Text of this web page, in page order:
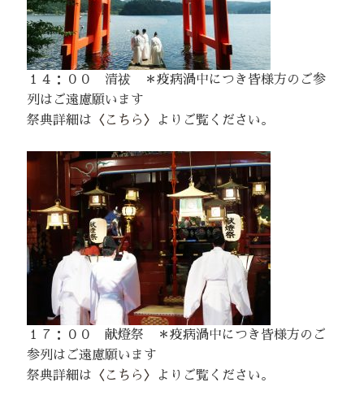
１４：００ 清祓 ＊疫病渦中につき皆様方のご参
列はご遠慮願います
祭典詳細は 〈こちら〉 よりご覧ください。
１７：００ 献燈祭 ＊疫病渦中につき皆様方のご
参列はご遠慮願います
祭典詳細は 〈こちら〉 よりご覧ください。